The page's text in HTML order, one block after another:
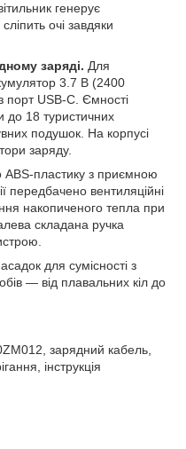
генерує
очі завдяки
заряді. Для
3.7 В (2400
порт USB-C. Ємності
до 18 туристичних
подушок. На корпусі
заряду.
ABS-пластику з приємною
передбачено вентиляційні
накопиченого тепла при
складана ручка
для сумісності з
— від плавальних кіл до
зарядний кабель,
інструкція